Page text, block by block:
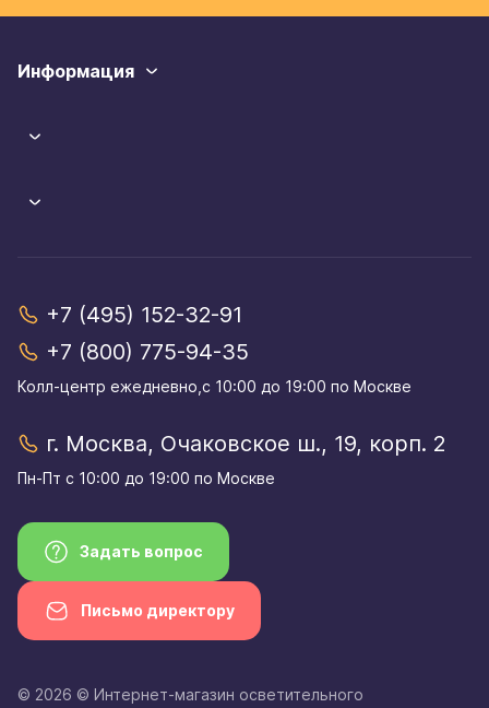
Информация
+7 (495) 152-32-91
+7 (800) 775-94-35
Колл-центр eжедневно,с 10:00 до 19:00 по Москве
г. Москва, Очаковское ш., 19, корп. 2
Пн-Пт с 10:00 до 19:00 по Москве
Задать вопрос
Письмо директору
© 2026 © Интернет-магазин осветительного